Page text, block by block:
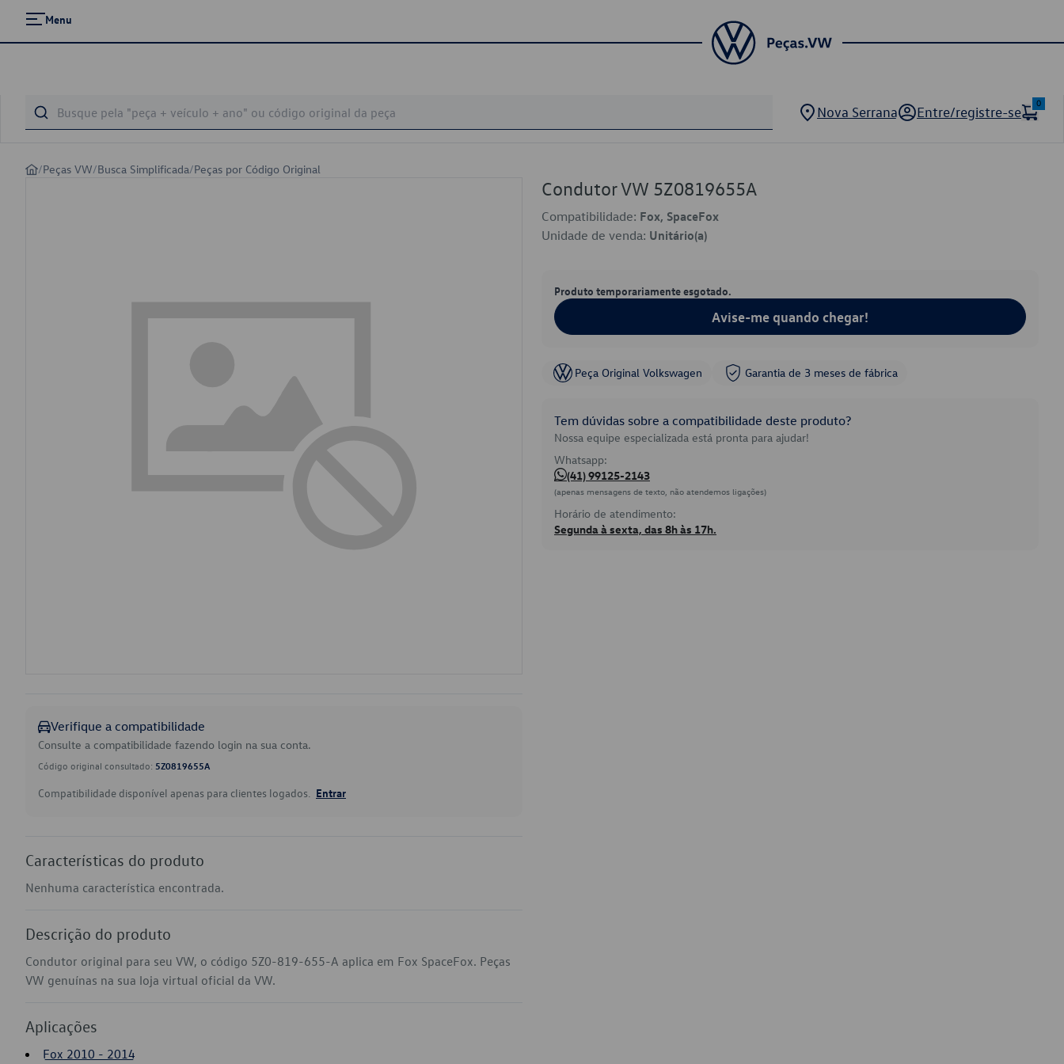
Menu
Nova Serrana Entre/registre-se
0
/Peças VW/Busca Simplificada/Peças por Código Original
Verifique a compatibilidade
Consulte a compatibilidade fazendo login na sua conta.
Código original consultado: 5Z0819655A
Compatibilidade disponível apenas para clientes logados. Entrar
Características do produto
Nenhuma característica encontrada.
Descrição do produto
Condutor original para seu VW, o código 5Z0-819-655-A aplica em Fox SpaceFox. Peças
VW genuínas na sua loja virtual oficial da VW.
Aplicações
Fox 2010 - 2014
Condutor VW 5Z0819655A
Compatibilidade: Fox, SpaceFox
Unidade de venda: Unitário(a)
Produto temporariamente esgotado.
Avise-me quando chegar!
Peça Original Volkswagen Garantia de 3 meses de fábrica
Tem dúvidas sobre a compatibilidade deste produto?
Nossa equipe especializada está pronta para ajudar!
Whatsapp:
(41) 99125-2143
(apenas mensagens de texto, não atendemos ligações)
Horário de atendimento:
Segunda à sexta, das 8h às 17h.